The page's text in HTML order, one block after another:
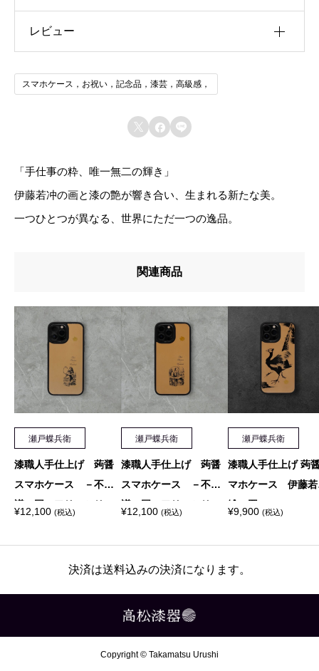
ス
マ
ホ
ケ
ー
冲
の
個
機種
iphone13, iphone13mini, iphone13Pro,
iphone15Plus, iphone15Pro, iphone15Pro max,
iphone16, iphone16Plus, iphone16Pro,
信欄に記入・要相談）, SAMSUNG, Galaxy S23,
Galaxy S24, Galaxy S25, Galaxy A23, Galaxy A24,
談）, XiaoMi, Redmi 12, Redmi 14T, Redmiその他
入・要相談）
レビュー
レビュー投稿には、会員登録が必要です。
会員登録する
スマホケース，お祝い，記念品，漆芸，高級感，
  
「手仕事の粋、唯一無二の輝き」
伊藤若冲の画と漆の艶が響き合い、生まれる新たな美。
一つひとつが異なる、世界にただ一つの逸品。
関連商品
瀬戸蝶兵衛
漆職人手仕上げ 蒟醤
スマホケース －不思
議の国のアリスシリー
ゴ－
¥12,100 (税込)
瀬戸蝶兵衛
漆職人手仕上げ 蒟醤
スマホケース －不思
議の国のアリスシリー
¥12,100 (税込)
瀬戸蝶兵衛
漆職人手仕上げ 蒟
マホケース 伊藤若
雉の図
¥9,900 (税込)
決済は送料込みの決済になります。
Copyright © Takamatsu Urushi